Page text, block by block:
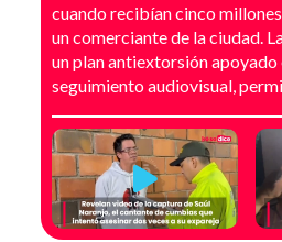
cuando recibían cinco
un comerciante de la ciudad.
un plan antiextorsión apoyado
seguimiento audiovisual,
digitales, suplantación de
directa sobre
investigación no comenzó con
temor de un comerciante que
mensajes y llamadas en las